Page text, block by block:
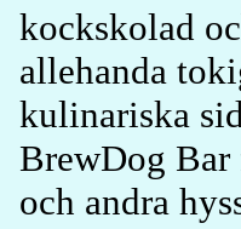
kockskolad
allehanda
kulinariska
BrewDog Bar
och andra